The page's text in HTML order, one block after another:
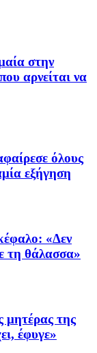
στην
αρνείται να
όλους
εξήγηση
«Δεν
τη θάλασσα»
μητέρας της
έφυγε»